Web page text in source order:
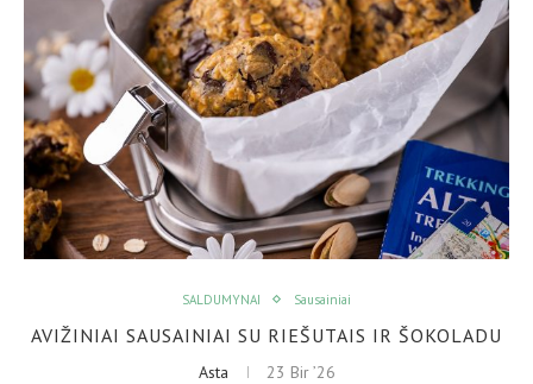
SALDUMYNAI Sausainiai
AVIŽINIAI SAUSAINIAI SU RIEŠUTAIS IR ŠOKOLADU
Asta 23 Bir ’26